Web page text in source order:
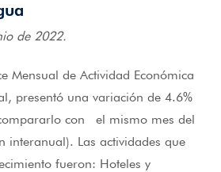
de 2022.
Mensual de Actividad Económica
presentó una variación de 4.6%
con el mismo mes del
interanual). Las actividades que
fueron: Hoteles y